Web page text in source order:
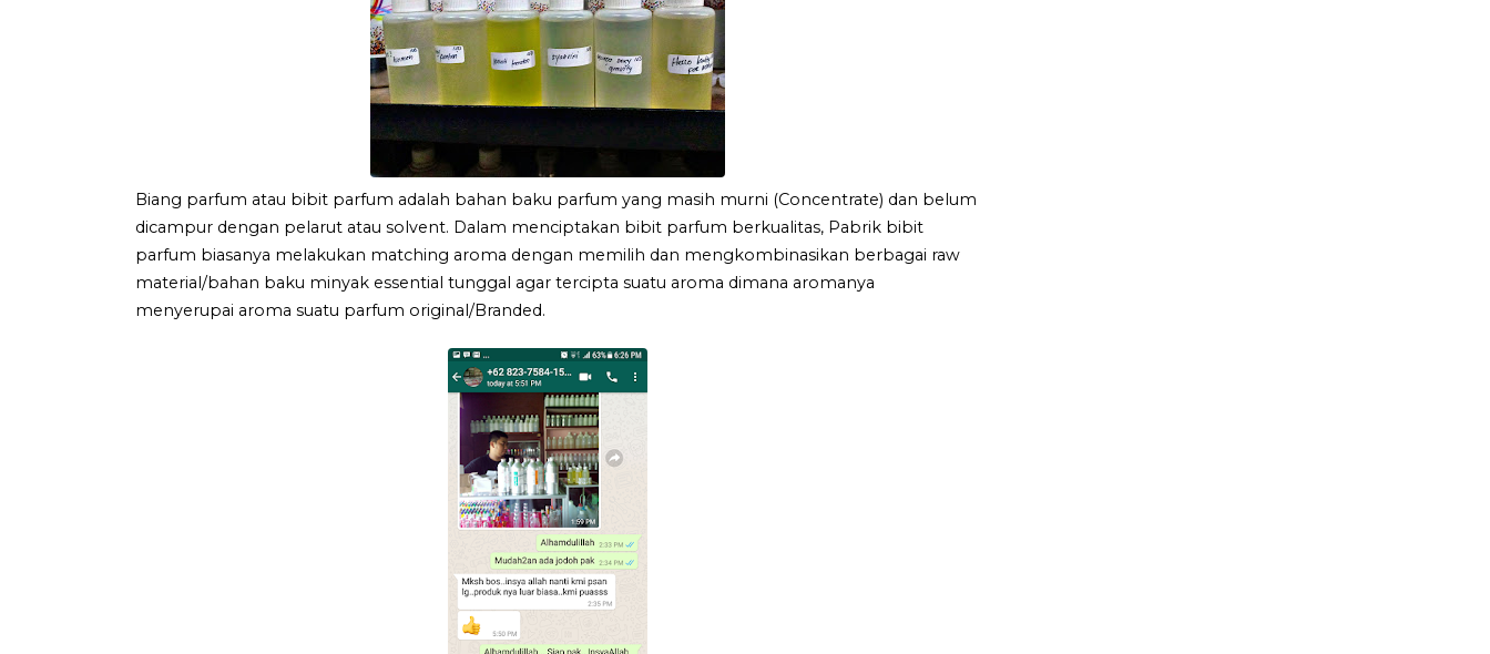
Biang parfum atau bibit parfum adalah bahan baku parfum yang masih murni (Concentrate) dan belum
dicampur dengan pelarut atau solvent. Dalam menciptakan bibit parfum berkualitas, Pabrik bibit
parfum biasanya melakukan matching aroma dengan memilih dan mengkombinasikan berbagai raw
material/bahan baku minyak essential tunggal agar tercipta suatu aroma dimana aromanya
menyerupai aroma suatu parfum original/Branded.